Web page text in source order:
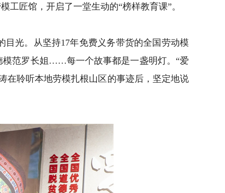
匠馆，开启了一堂生动的“榜样教育课”。
光。从坚持17年免费义务带货的全国劳动模
模范罗长姐……每一个故事都是一盏明灯。“爱
在聆听本地劳模扎根山区的事迹后，坚定地说